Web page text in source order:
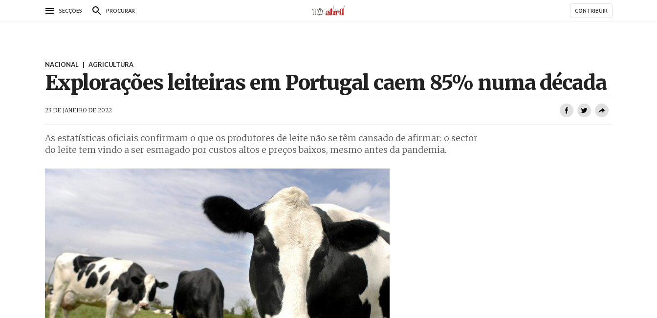
SECÇÕES PROCURAR AbrilAbril CONTRIBUIR
NACIONAL | AGRICULTURA
Explorações leiteiras em Portugal caem 85% numa década
23 DE JANEIRO DE 2022
As estatísticas oficiais confirmam o que os produtores de leite não se têm cansado de afirmar: o sector
do leite tem vindo a ser esmagado por custos altos e preços baixos, mesmo antes da pandemia.